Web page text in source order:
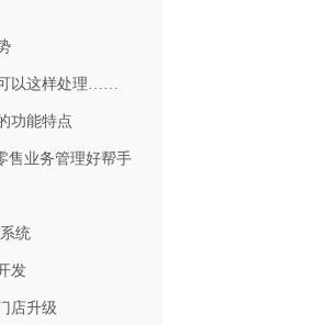
以这样处理……
功能特点
售业务管理好帮手
统
发
店升级